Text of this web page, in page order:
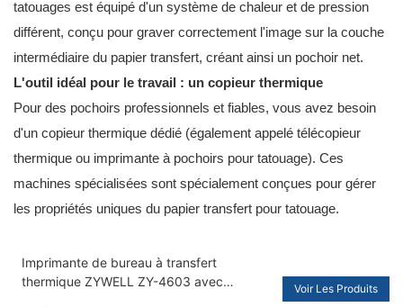
tatouages ​​est équipé d'un système de chaleur et de pression
différent, conçu pour graver correctement l'image sur la couche
intermédiaire du papier transfert, créant ainsi un pochoir net.
L'outil idéal pour le travail : un copieur thermique
Pour des pochoirs professionnels et fiables, vous avez besoin
d'un copieur thermique dédié (également appelé télécopieur
thermique ou imprimante à pochoirs pour tatouage). Ces
machines spécialisées sont spécialement conçues pour gérer
les propriétés uniques du papier transfert pour tatouage.
Imprimante de bureau à transfert
thermique ZYWELL ZY-4603 avec
Voir Les Produits